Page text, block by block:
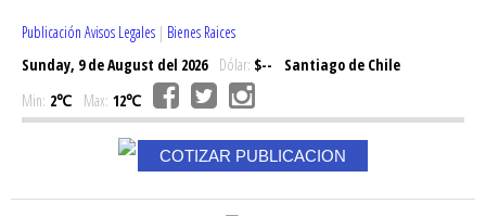
Publicación Avisos Legales | Bienes Raices
Sunday, 9 de August del 2026Dólar: $--
Santiago de Chile
Min: 2℃ Max: 12℃
COTIZAR PUBLICACION